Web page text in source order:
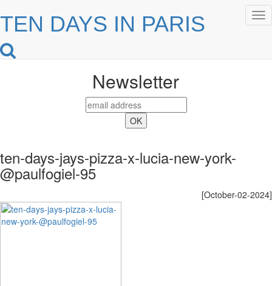
TEN DAYS IN PARIS
Newsletter
ten-days-jays-pizza-x-lucia-new-york-
@paulfogiel-95
[October-02-2024]